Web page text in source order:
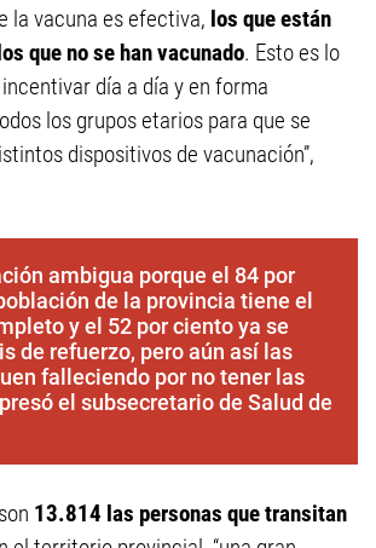
la vacuna es efectiva, los que están
que no se han vacunado. Esto es lo
día a día y en forma
los grupos etarios para que se
dispositivos de vacunación”,
ambigua porque el 84 por
de la provincia tiene el
y el 52 por ciento ya se
de refuerzo, pero aún así las
falleciendo por no tener las
el subsecretario de Salud de
13.814 las personas que transitan